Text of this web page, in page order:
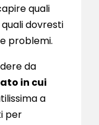
quali
dovresti
problemi.
da
in cui
a
per